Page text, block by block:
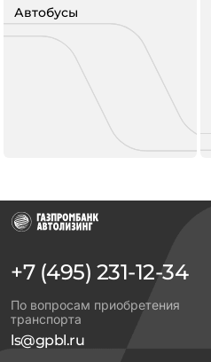
Автобусы
+7 (495) 231-12-34
По вопросам приобретения
транспорта
ls@gpbl.ru